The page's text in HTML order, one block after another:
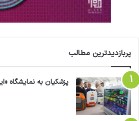
پربازدیدترین مطالب
پزشکیان به نمایشگاه